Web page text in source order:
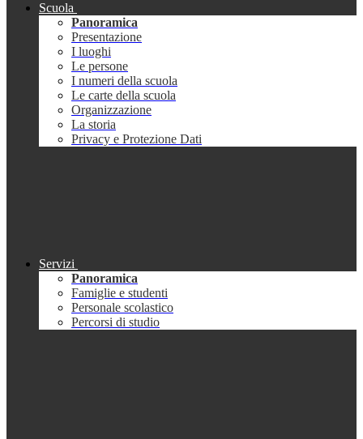
Scuola
Panoramica
Presentazione
I luoghi
Le persone
I numeri della scuola
Le carte della scuola
Organizzazione
La storia
Privacy e Protezione Dati
Servizi
Panoramica
Famiglie e studenti
Personale scolastico
Percorsi di studio